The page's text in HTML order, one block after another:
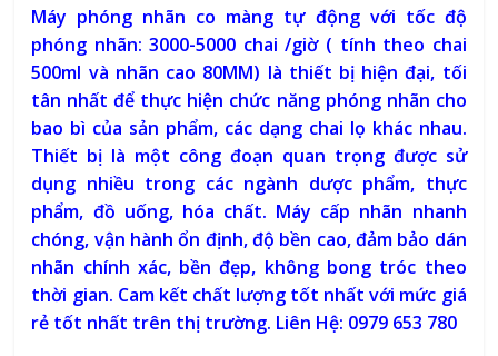
Máy phóng nhãn co màng tự động với tốc độ
phóng nhãn: 3000-5000 chai /giờ ( tính theo chai
500ml và nhãn cao 80MM) là thiết bị hiện đại, tối
tân nhất để thực hiện chức năng phóng nhãn cho
bao bì của sản phẩm, các dạng chai lọ khác nhau.
Thiết bị là một công đoạn quan trọng được sử
dụng nhiều trong các ngành dược phẩm, thực
phẩm, đồ uống, hóa chất. Máy cấp nhãn nhanh
chóng, vận hành ổn định, độ bền cao, đảm bảo dán
nhãn chính xác, bền đẹp, không bong tróc theo
thời gian. Cam kết chất lượng tốt nhất với mức giá
rẻ tốt nhất trên thị trường. Liên Hệ: 0979 653 780